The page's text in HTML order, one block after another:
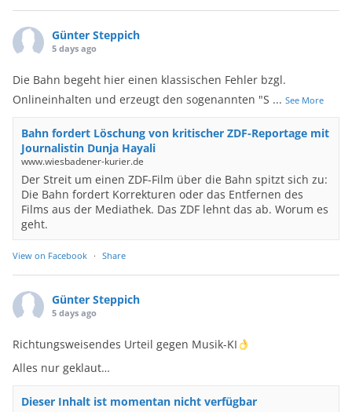
Günter Steppich
5 days ago
Die Bahn begeht hier einen klassischen Fehler bzgl.
Onlineinhalten und erzeugt den sogenannten "S ... See More
Bahn fordert Löschung von kritischer ZDF-Reportage mit
Journalistin Dunja Hayali
www.wiesbadener-kurier.de
Der Streit um einen ZDF-Film über die Bahn spitzt sich zu:
Die Bahn fordert Korrekturen oder das Entfernen des
Films aus der Mediathek. Das ZDF lehnt das ab. Worum es
geht.
View on Facebook · Share
Günter Steppich
5 days ago
Richtungsweisendes Urteil gegen Musik-KI
Alles nur geklaut…
Dieser Inhalt ist momentan nicht verfügbar